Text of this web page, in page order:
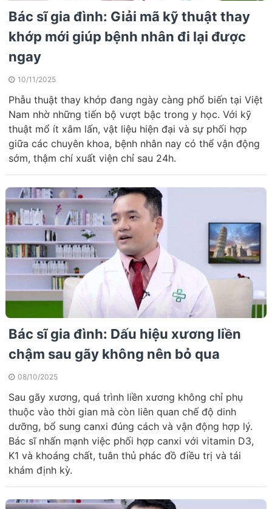
Bác sĩ gia đình: Giải mã kỹ thuật thay
khớp mới giúp bệnh nhân đi lại được
ngay
10/11/2025
Phẫu thuật thay khớp đang ngày càng phổ biến tại Việt
Nam nhờ những tiến bộ vượt bậc trong y học. Với kỹ
thuật mổ ít xâm lấn, vật liệu hiện đại và sự phối hợp
giữa các chuyên khoa, bệnh nhân nay có thể vận động
sớm, thậm chí xuất viện chỉ sau 24h.
Bác sĩ gia đình: Dấu hiệu xương liền
chậm sau gãy không nên bỏ qua
08/10/2025
Sau gãy xương, quá trình liền xương không chỉ phụ
thuộc vào thời gian mà còn liên quan chế độ dinh
dưỡng, bổ sung canxi đúng cách và vận động hợp lý.
Bác sĩ nhấn mạnh việc phối hợp canxi với vitamin D3,
K1 và khoáng chất, tuân thủ phác đồ điều trị và tái
khám định kỳ.